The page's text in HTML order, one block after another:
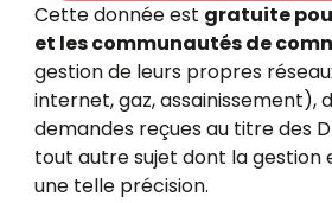
Cette donnée est gratuite
et les communautés de
gestion de leurs propres
internet, gaz, assainissement),
demandes reçues au titre des
tout autre sujet dont la gestion
une telle précision.